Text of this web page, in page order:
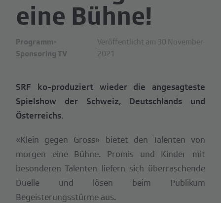
eine Bühne!
Programm-
Sponsoring TV
·
Veröffentlicht am 30 November
2021
SRF ko-produziert wieder die angesagteste
Spielshow der Schweiz, Deutschlands und
Österreichs.
«Klein gegen Gross» bietet den Talenten von
morgen eine Bühne. Promis und Kinder mit
besonderen Talenten liefern sich überraschende
Duelle und lösen beim Publikum
Begeisterungsstürme aus.